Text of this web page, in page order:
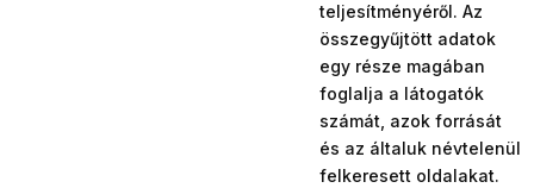
teljesítményéről. Az
összegyűjtött adatok
egy része magában
foglalja a látogatók
számát, azok forrását
és az általuk névtelenül
felkeresett oldalakat.